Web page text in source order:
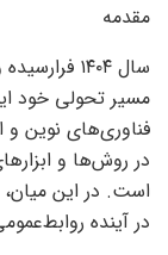
مقدمه
سال ۱۴۰۴
مسیر تحولی خود
فناوری‌های نوین و
در روش‌ها و
است. در این
در آینده